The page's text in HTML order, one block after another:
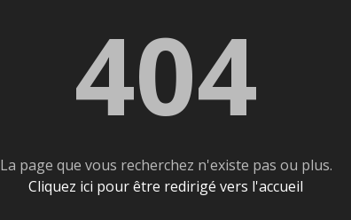
404
La page que vous recherchez n'existe pas ou plus.
Cliquez ici pour être redirigé vers l'accueil